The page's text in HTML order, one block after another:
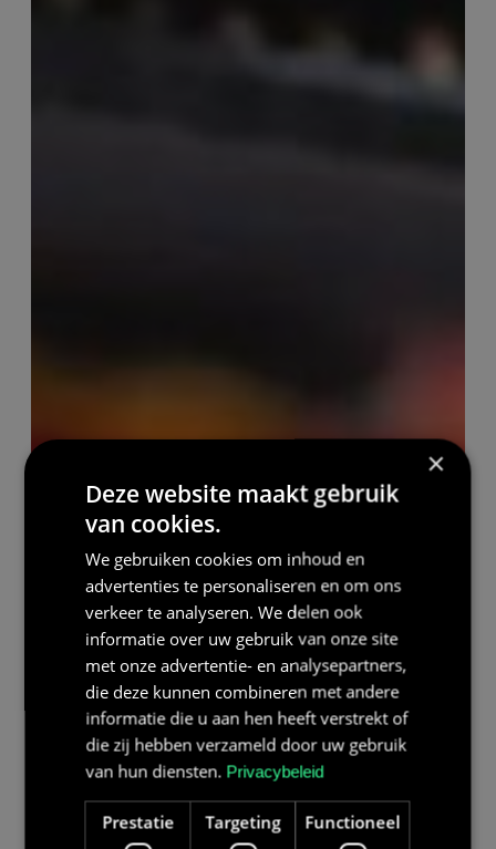
×
Deze website maakt gebruik
van cookies.
We gebruiken cookies om inhoud en
advertenties te personaliseren en om ons
verkeer te analyseren. We delen ook
informatie over uw gebruik van onze site
met onze advertentie- en analysepartners,
die deze kunnen combineren met andere
informatie die u aan hen heeft verstrekt of
die zij hebben verzameld door uw gebruik
van hun diensten. Privacybeleid
Prestatie Targeting Functioneel